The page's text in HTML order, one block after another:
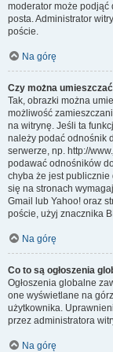
moderator może podjąć
posta. Administrator
poście.
Na górę
Czy można
Tak, obrazki można
możliwość
na witrynę. Jeśli ta
należy podać odnośnik
serwerze, np. http://
podawać odnośników
chyba że jest
się na stronach
Gmail lub Yahoo! oraz
poście, użyj znacznika
Na górę
Co to są ogłoszenia
Ogłoszenia globalne
one wyświetlane na
użytkownika.
przez administratora
Na górę